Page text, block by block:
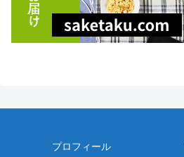
プロフィール